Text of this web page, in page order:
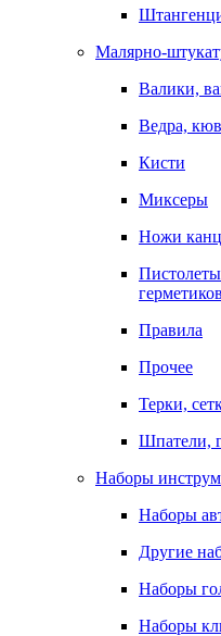
Малярно-
Валики,
Ведра,
Кисти
Миксеры
Ножи
герметиков
Правила
Прочее
Терки,
Шпатели,
Наборы
Наборы
Другие
Наборы
Наборы